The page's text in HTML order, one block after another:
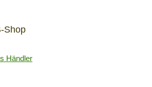
Shop
Händler